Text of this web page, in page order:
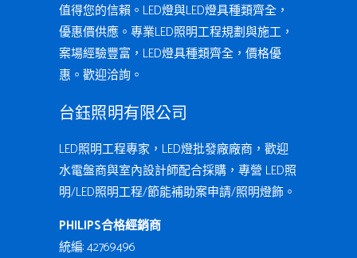
值得您的信賴。LED燈與LED燈具種類齊全，
優惠價供應。專業LED照明工程規劃與施工，
案場經驗豐富，LED燈具種類齊全，價格優
惠。歡迎洽詢。
台鈺照明有限公司
LED照明工程專家，LED燈批發廠廠商，歡迎
水電盤商與室內設計師配合採購，專營 LED照
明/LED照明工程/節能補助案申請/照明燈飾。
PHILIPS合格經銷商
統編: 42769496